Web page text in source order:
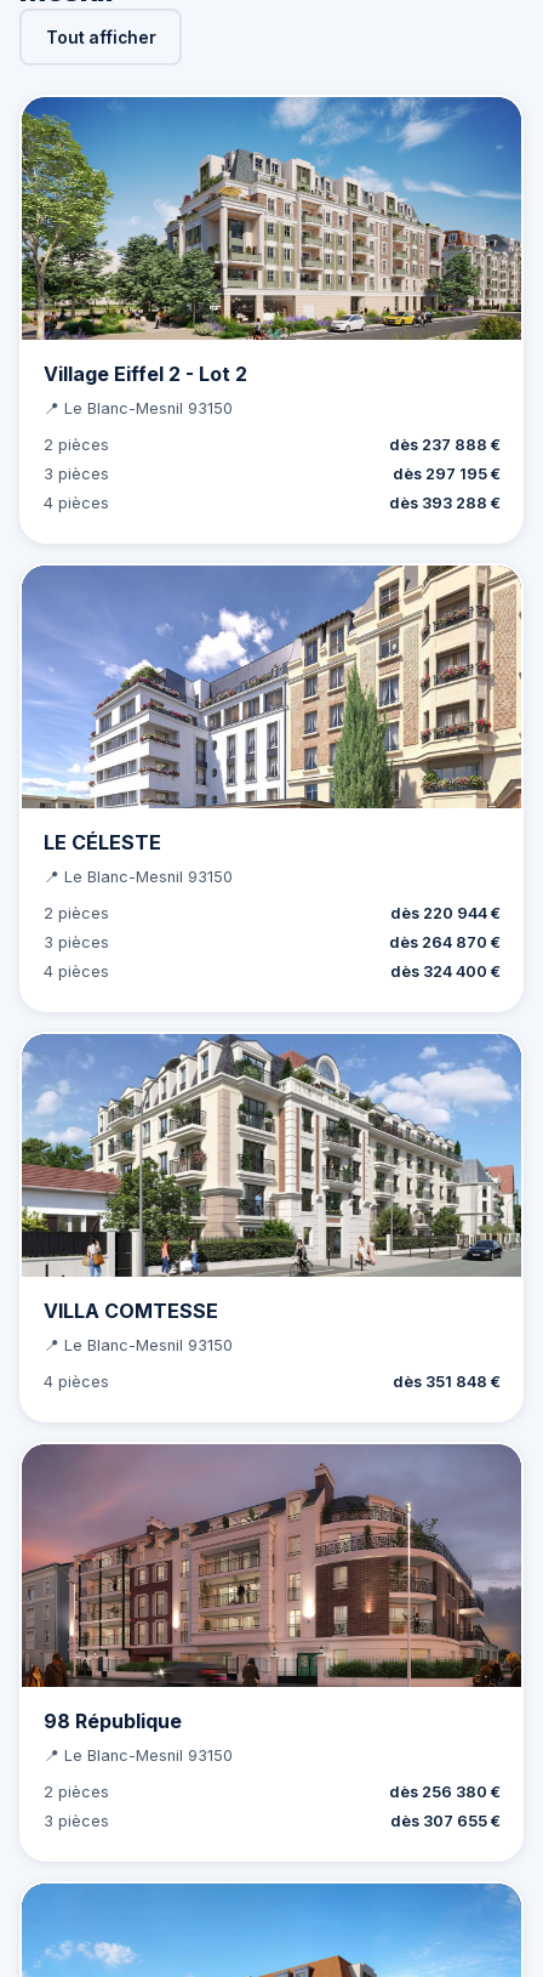
Tout afficher
Village Eiffel 2 - Lot 2
📍 Le Blanc-Mesnil 93150
2 pièces
dès 237 888 €
3 pièces
dès 297 195 €
4 pièces
dès 393 288 €
LE CÉLESTE
📍 Le Blanc-Mesnil 93150
2 pièces
dès 220 944 €
3 pièces
dès 264 870 €
4 pièces
dès 324 400 €
VILLA COMTESSE
📍 Le Blanc-Mesnil 93150
4 pièces
dès 351 848 €
98 République
📍 Le Blanc-Mesnil 93150
2 pièces
dès 256 380 €
3 pièces
dès 307 655 €